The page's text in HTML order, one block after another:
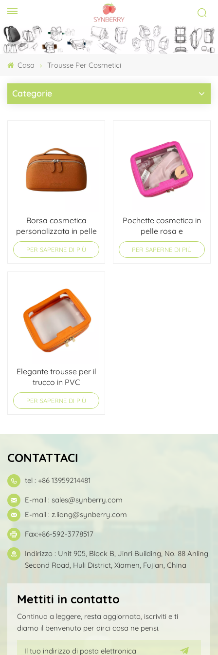
Casa Trousse Per Cosmetici
Categorie
Borsa cosmetica
personalizzata in pelle
pieno fiore con fodera
in velluto | Borsa
PER SAPERNE DI PIÙ
Pochette cosmetica in
pelle rosa e
trasparente
PER SAPERNE DI PIÙ
Elegante trousse per il
trucco in PVC
trasparente
PER SAPERNE DI PIÙ
CONTATTACI
tel : +86 13959214481
E-mail : sales@synberry.com
E-mail : z.liang@synberry.com
Fax:+86-592-3778517
Indirizzo : Unit 905, Block B, Jinri Building, No. 88 Anling
Second Road, Huli District, Xiamen, Fujian, China
Mettiti in contatto
Continua a leggere, resta aggiornato, iscriviti e ti
diamo il benvenuto per dirci cosa ne pensi.